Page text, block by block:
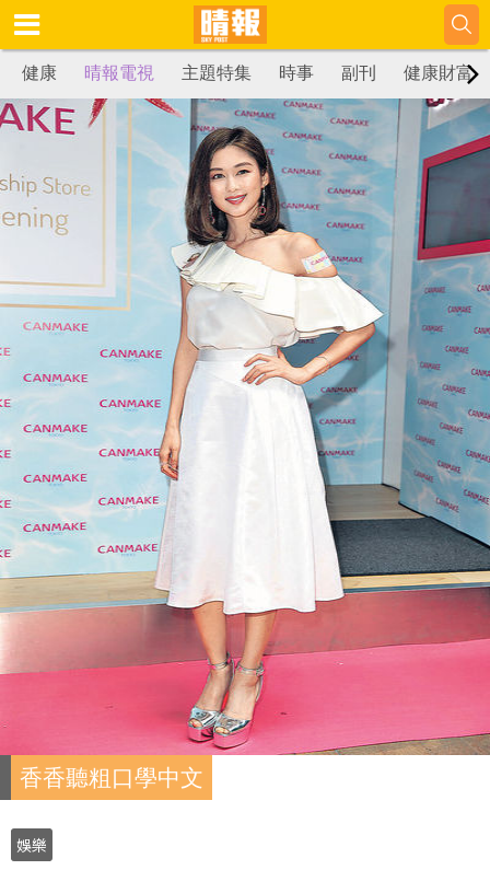
健康 晴報電視 主題特集 時事 副刊 健康財富
香香聽粗口學中文
娛樂